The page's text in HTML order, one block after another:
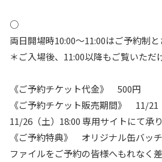
○
両日開場時10:00〜11:00はご予約制と
＊ご入場後、11:00以降もご覧いただ
《ご予約チケット代金》 500円
《ご予約チケット販売期間》 11/21
11/26（土）18:00 専用サイトにて承
《ご予約特典》 オリジナル缶バッ
ファイルをご予約の皆様へもれなく差